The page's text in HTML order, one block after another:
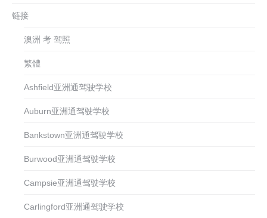
链接
澳洲 考 驾照
繁體
Ashfield亚洲通驾驶学校
Auburn亚洲通驾驶学校
Bankstown亚洲通驾驶学校
Burwood亚洲通驾驶学校
Campsie亚洲通驾驶学校
Carlingford亚洲通驾驶学校